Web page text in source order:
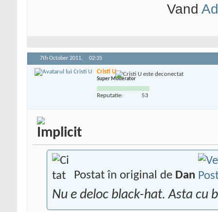
Vand
7th October 2011, 02:35
Cristi U
Super Moderator
Reputatie: 53
Postat în original de Dan
Nu e deloc black-hat. Asta cu